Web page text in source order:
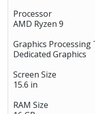
Processor
AMD Ryzen 9
Graphics Processing
Dedicated Graphics
Screen Size
15.6 in
RAM Size